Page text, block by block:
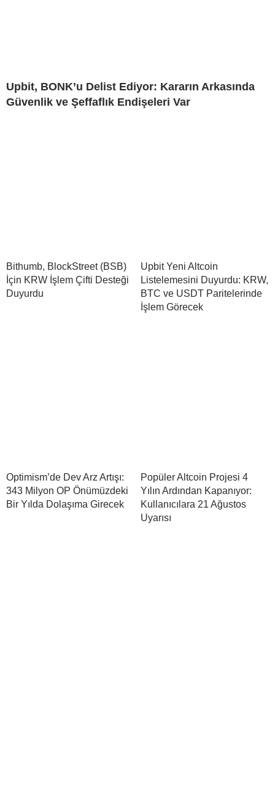
Upbit, BONK’u Delist Ediyor: Kararın Arkasında
Güvenlik ve Şeffaflık Endişeleri Var
Bithumb, BlockStreet (BSB)
İçin KRW İşlem Çifti Desteği
Duyurdu
Upbit Yeni Altcoin
Listelemesini Duyurdu: KRW,
BTC ve USDT Paritelerinde
İşlem Görecek
Optimism’de Dev Arz Artışı:
343 Milyon OP Önümüzdeki
Bir Yılda Dolaşıma Girecek
Popüler Altcoin Projesi 4
Yılın Ardından Kapanıyor:
Kullanıcılara 21 Ağustos
Uyarısı